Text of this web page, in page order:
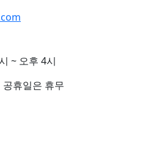
~ 오후 4시
휴일은 휴무